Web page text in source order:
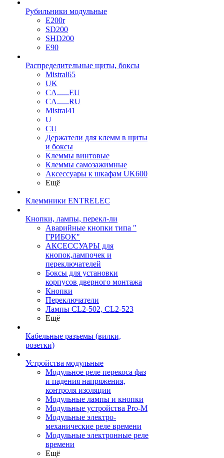
Рубильники модульные
E200r
SD200
SHD200
E90
Распределительные щиты, боксы
Mistral65
UK
CA......EU
CA......RU
Mistral41
U
CU
Держатели для клемм в щиты
и боксы
Клеммы винтовые
Клеммы самозажимные
Аксессуары к шкафам UK600
Ещё
Клеммники ENTRELEC
Кнопки, лампы, перекл-ли
Аварийные кнопки типа "
ГРИБОК"
АКСЕССУАРЫ для
кнопок,лампочек и
переключателей
Боксы для установки
корпусов дверного монтажа
Кнопки
Переключатели
Лампы CL2-502, CL2-523
Ещё
Кабельные разъемы (вилки,
розетки)
Устройства модульные
Модульное реле перекоса фаз
и падения напряжения,
контроля изоляции
Модульные лампы и кнопки
Модульные устройства Pro-M
Модульные электро-
механические реле времени
Модульные электронные реле
времени
Ещё